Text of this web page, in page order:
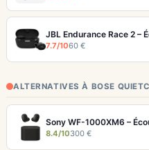
7.7/1060 €
ALTERNATIVES À BOSE
8.4/10300 €